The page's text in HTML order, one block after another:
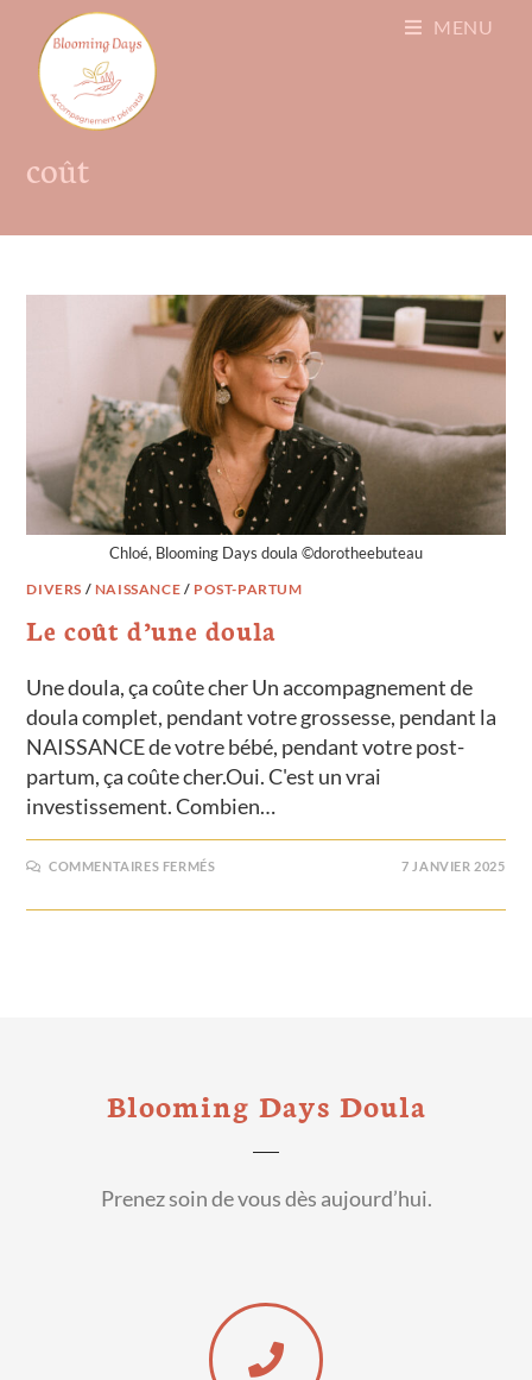
MENU
coût
Chloé, Blooming Days doula ©dorotheebuteau
DIVERS / NAISSANCE / POST-PARTUM
Le coût d’une doula
Une doula, ça coûte cher Un accompagnement de
doula complet, pendant votre grossesse, pendant la
NAISSANCE de votre bébé, pendant votre post-
partum, ça coûte cher.Oui. C'est un vrai
investissement. Combien…
COMMENTAIRES FERMÉS 7 JANVIER 2025
Blooming Days Doula
Prenez soin de vous dès aujourd’hui.